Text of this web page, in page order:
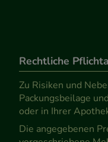
Rechtliche
Zu Risiken und
Packungsbeilage
oder in Ihrer
Die angegebenen